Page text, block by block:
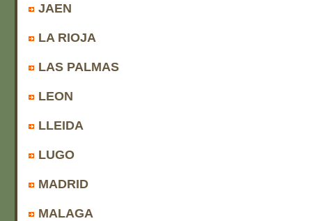
JAEN
LA RIOJA
LAS PALMAS
LEON
LLEIDA
LUGO
MADRID
MALAGA